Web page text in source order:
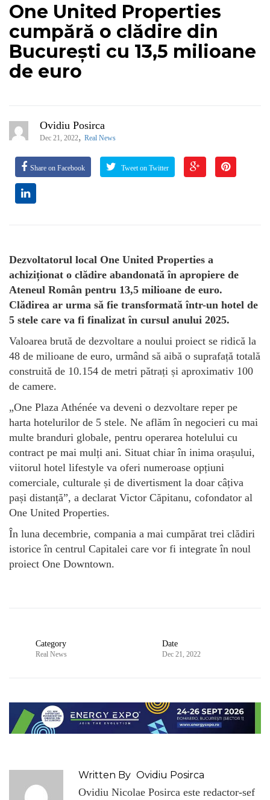
One United Properties
cumpără o clădire din
București cu 13,5 milioane
de euro
Ovidiu Posirca
Dec 21, 2022, Real News
Share on Facebook Tweet on Twitter
Dezvoltatorul local One United Properties a
achiziționat o clădire abandonată în apropiere de
Ateneul Român pentru 13,5 milioane de euro.
Clădirea ar urma să fie transformată într-un hotel de
5 stele care va fi finalizat în cursul anului 2025.
Valoarea brută de dezvoltare a noului proiect se ridică la
48 de milioane de euro, urmând să aibă o suprafață totală
construită de 10.154 de metri pătrați și aproximativ 100
de camere.
„One Plaza Athénée va deveni o dezvoltare reper pe
harta hotelurilor de 5 stele. Ne aflăm în negocieri cu mai
multe branduri globale, pentru operarea hotelului cu
contract pe mai mulți ani. Situat chiar în inima orașului,
viitorul hotel lifestyle va oferi numeroase opțiuni
comerciale, culturale și de divertisment la doar câțiva
pași distanță”, a declarat Victor Căpitanu, cofondator al
One United Properties.
În luna decembrie, compania a mai cumpărat trei clădiri
istorice în centrul Capitalei care vor fi integrate în noul
proiect One Downtown.
Category
Real News
Date
Dec 21, 2022
Written By Ovidiu Posirca
Ovidiu Nicolae Posirca este redactor-sef